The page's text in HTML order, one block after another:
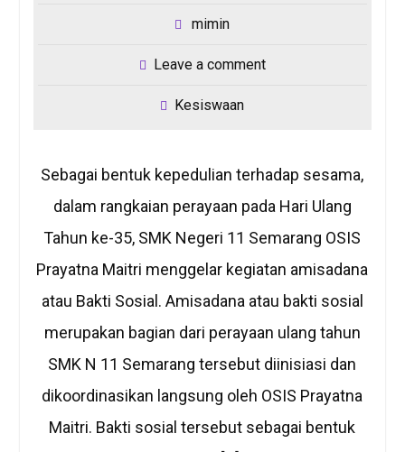
mimin
Leave a comment
Kesiswaan
Sebagai bentuk kepedulian terhadap sesama,
dalam rangkaian perayaan pada Hari Ulang
Tahun ke-35, SMK Negeri 11 Semarang OSIS
Prayatna Maitri menggelar kegiatan amisadana
atau Bakti Sosial. Amisadana atau bakti sosial
merupakan bagian dari perayaan ulang tahun
SMK N 11 Semarang tersebut diinisiasi dan
dikoordinasikan langsung oleh OSIS Prayatna
Maitri. Bakti sosial tersebut sebagai bentuk